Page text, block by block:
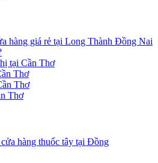
hàng giá rẻ tại Long Thành Đồng Nai
tại Cần Thơ
Thơ
Thơ
Thơ